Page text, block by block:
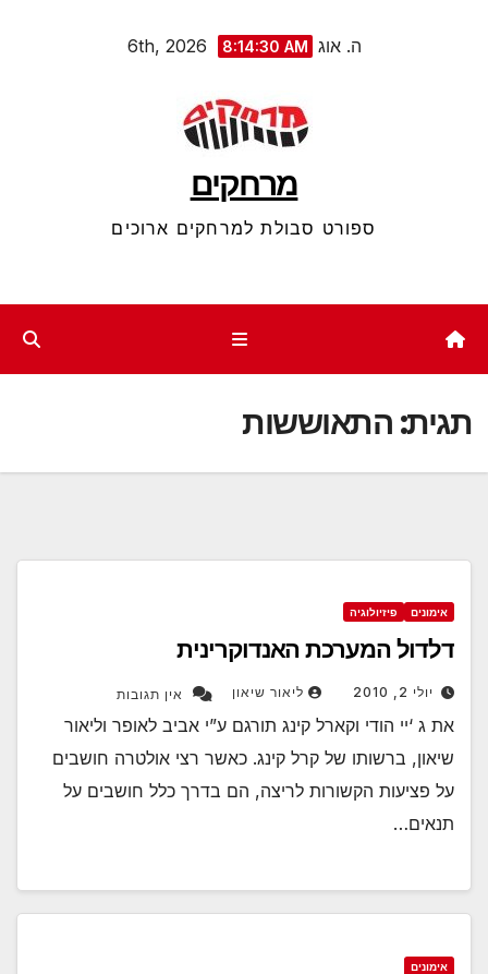
ה. אוג 6th, 2026 8:14:31 AM
מרחקים
ספורט סבולת למרחקים ארוכים
תגית: התאוששות
אימונים פיזיולוגיה
דלדול המערכת האנדוקרינית
יולי 2, 2010 ליאור שיאון אין תגובות
את ג ‘יי הודי וקארל קינג תורגם ע”י אביב לאופר וליאור
שיאון, ברשותו של קרל קינג. כאשר רצי אולטרה חושבים
על פציעות הקשורות לריצה, הם בדרך כלל חושבים על
תנאים…
אימונים